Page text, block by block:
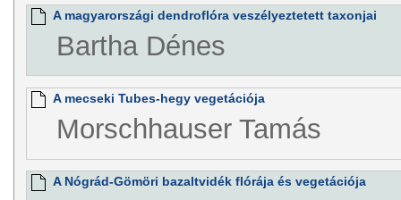
A magyarországi dendroflóra veszélyeztetett taxonjai
Bartha Dénes
A mecseki Tubes-hegy vegetációja
Morschhauser Tamás
A Nógrád-Gömöri bazaltvidék flórája és vegetációja